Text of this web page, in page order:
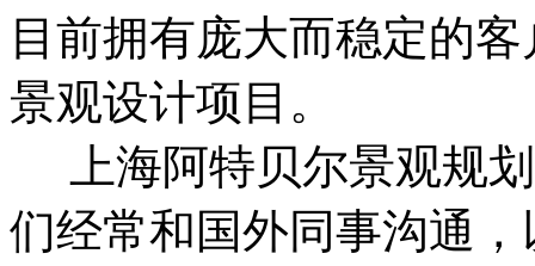
目前拥有庞大而稳定的
景观设计项目。
上海阿特贝尔景观规划
们经常和国外同事沟通